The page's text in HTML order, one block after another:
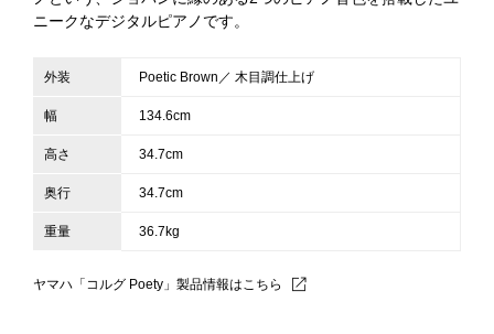
ニークなデジタルピアノです。
外装 Poetic Brown／ 木目調仕上げ
幅 134.6cm
高さ 34.7cm
奥行 34.7cm
重量 36.7kg
ヤマハ「コルグ Poety」製品情報はこちら